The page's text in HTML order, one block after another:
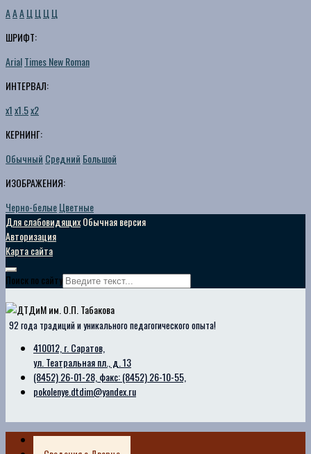
AAAЦ Ц Ц Ц
ШРИФТ:
ArialTimes New Roman
ИНТЕРВАЛ:
х1х1.5х2
КЕРНИНГ:
Обычный Средний Большой
ИЗОБРАЖЕНИЯ:
Черно-белыеЦветные
Для слабовидящихОбычная версия
Авторизация
Карта сайта
Поиск по сайту
92 года традиций и уникального педагогического опыта!
410012, г. Саратов,
ул. Театральная пл., д. 13
(8452) 26-01-28, факс: (8452) 26-10-55,
pokolenye.dtdim@yandex.ru
Главная